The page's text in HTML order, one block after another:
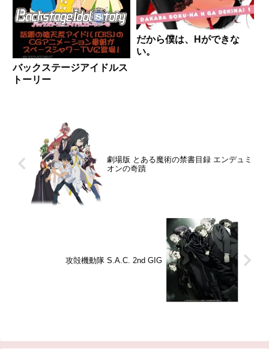
バックステージアイドルス
トーリー
だから僕は、Hができな
い。
劇場版 とある魔術の禁書目録 エンデュミ
オンの奇蹟
攻殻機動隊 S.A.C. 2nd GIG